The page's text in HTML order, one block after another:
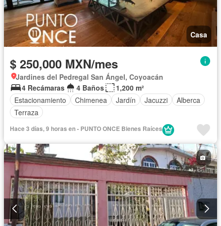
Casa
$ 250,000 MXN/mes
Jardines del Pedregal San Ángel, Coyoacán
4 Recámaras
4 Baños
1,200 m²
Estacionamiento
Chimenea Jardín Jacuzzi
Alberca
Terraza
Hace 3 días, 9 horas en - PUNTO ONCE Bienes Raíces